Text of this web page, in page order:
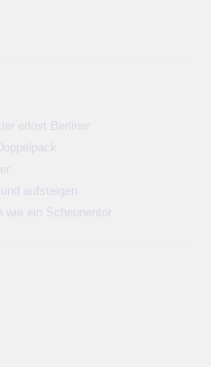
erlöst Berliner
aufsteigen
wie ein Scheunentor